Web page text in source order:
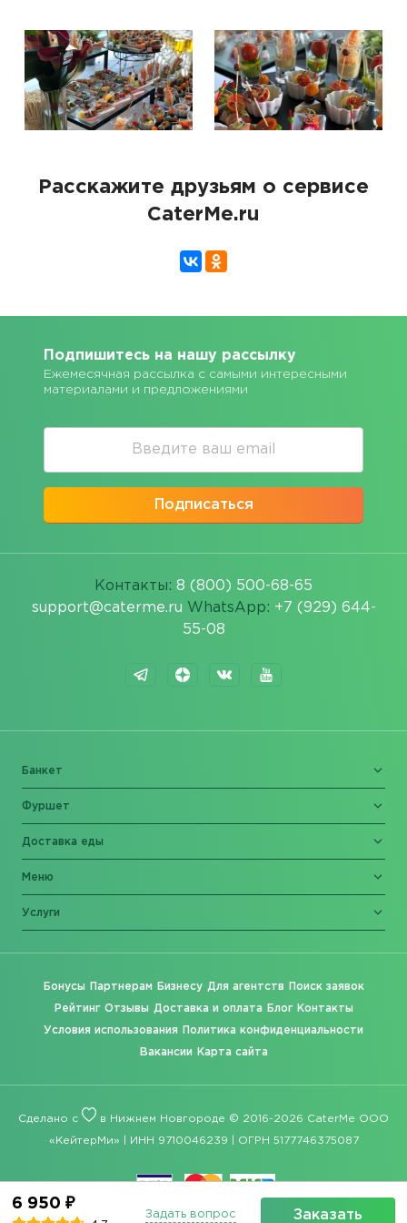
6 950 ₽
Заказать
Задать вопрос
Расскажите друзьям о сервисе
CaterMe.ru
Подпишитесь на нашу рассылку
Ежемесячная рассылка с самыми интересными
материалами и предложениями
Подписаться
Контакты: 8 (800) 500-68-65
support@caterme.ru WhatsApp: +7 (929) 644-
55-08
Банкет
Фуршет
Доставка еды
Меню
Услуги
Бонусы Партнерам Бизнесу Для агентств Поиск заявок
Рейтинг Отзывы Доставка и оплата Блог Контакты
Условия использования Политика конфиденциальности
Вакансии Карта сайта
Сделано с в Нижнем Новгороде © 2016-2026 CaterMe ООО
«КейтерМи» | ИНН 9710046239 | ОГРН 5177746375087